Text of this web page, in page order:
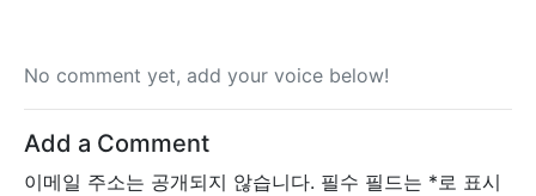
No comment yet, add your voice below!
Add a Comment
이메일 주소는 공개되지 않습니다. 필수 필드는 *로 표시